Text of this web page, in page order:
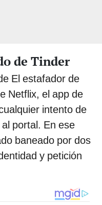
de Tinder
El estafador de
Netflix, el app de
intento de
portal. En ese
baneado por dos
y petición